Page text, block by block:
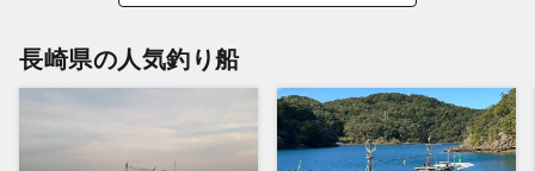
長崎県の人気釣り船